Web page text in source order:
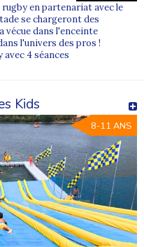
en partenariat avec le
se chargeront des
vécue dans l'enceinte
l'univers des pros !
avec 4 séances
Kids
8-11 ANS